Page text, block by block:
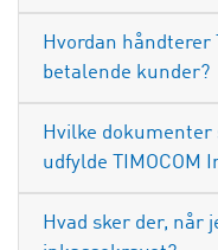
Hvordan håndterer
betalende kunder?
Hvilke dokumenter
udfylde TIMOCOM
Hvad sker der, når